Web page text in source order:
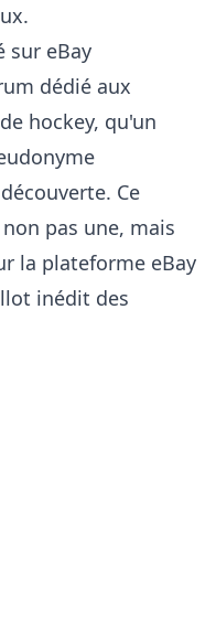
sur eBay
dédié aux
hockey, qu'un
Ce
pas une, mais
la plateforme eBay
inédit des